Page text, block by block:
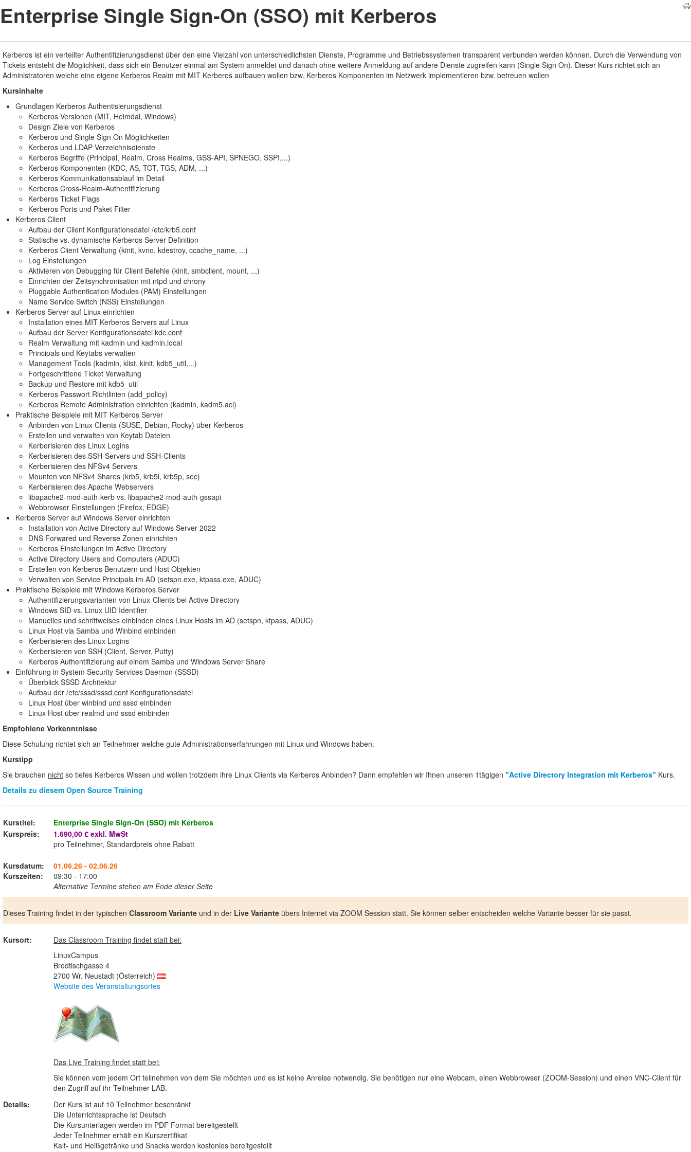
Enterprise Single Sign-On (SSO) mit Kerberos
Kerberos ist ein verteilter Authentifizierungsdienst über den eine Vielzahl von unterschiedlichsten Dienste, Programme und Betriebssystemen transparent verbunden werden können. Durch die Verwendung von
Tickets entsteht die Möglichkeit, dass sich ein Benutzer einmal am System anmeldet und danach ohne weitere Anmeldung auf andere Dienste zugreifen kann (Single Sign On). Dieser Kurs richtet sich an
Administratoren welche eine eigene Kerberos Realm mit MIT Kerberos aufbauen wollen bzw. Kerberos Komponenten im Netzwerk implementieren bzw. betreuen wollen
Kursinhalte
Grundlagen Kerberos Authentisierungsdienst
Kerberos Versionen (MIT, Heimdal, Windows)
Design Ziele von Kerberos
Kerberos und Single Sign On Möglichkeiten
Kerberos und LDAP Verzeichnisdienste
Kerberos Begriffe (Principal, Realm, Cross Realms, GSS-API, SPNEGO, SSPI,...)
Kerberos Komponenten (KDC, AS, TGT, TGS, ADM, ...)
Kerberos Kommunikationsablauf im Detail
Kerberos Cross-Realm-Authentifizierung
Kerberos Ticket Flags
Kerberos Ports und Paket Filter
Kerberos Client
Aufbau der Client Konfigurationsdatei /etc/krb5.conf
Statische vs. dynamische Kerberos Server Definition
Kerberos Client Verwaltung (kinit, kvno, kdestroy, ccache_name, ...)
Log Einstellungen
Aktivieren von Debugging für Client Befehle (kinit, smbclient, mount, ...)
Einrichten der Zeitsynchronisation mit ntpd und chrony
Pluggable Authentication Modules (PAM) Einstellungen
Name Service Switch (NSS) Einstellungen
Kerberos Server auf Linux einrichten
Installation eines MIT Kerberos Servers auf Linux
Aufbau der Server Konfigurationsdatei kdc.conf
Realm Verwaltung mit kadmin und kadmin.local
Principals und Keytabs verwalten
Management Tools (kadmin, klist, kinit, kdb5_util,...)
Fortgeschrittene Ticket Verwaltung
Backup und Restore mit kdb5_util
Kerberos Passwort Richtlinien (add_policy)
Kerberos Remote Administration einrichten (kadmin, kadm5.acl)
Praktische Beispiele mit MIT Kerberos Server
Anbinden von Linux Clients (SUSE, Debian, Rocky) über Kerberos
Erstellen und verwalten von Keytab Dateien
Kerberisieren des Linux Logins
Kerberisieren des SSH-Servers und SSH-Clients
Kerberisieren des NFSv4 Servers
Mounten von NFSv4 Shares (krb5, krb5i, krb5p, sec)
Kerberisieren des Apache Webservers
libapache2-mod-auth-kerb vs. libapache2-mod-auth-gssapi
Webbrowser Einstellungen (Firefox, EDGE)
Kerberos Server auf Windows Server einrichten
Installation von Active Directory auf Windows Server 2022
DNS Forwared und Reverse Zonen einrichten
Kerberos Einstellungen im Active Directory
Active Directory Users and Computers (ADUC)
Erstellen von Kerberos Benutzern und Host Objekten
Verwalten von Service Principals im AD (setspn.exe, ktpass.exe, ADUC)
Praktische Beispiele mit Windows Kerberos Server
Authentifizierungsvarianten von Linux-Clients bei Active Directory
Windows SID vs. Linux UID Identifier
Manuelles und schrittweises einbinden eines Linux Hosts im AD (setspn, ktpass, ADUC)
Linux Host via Samba und Winbind einbinden
Kerberisieren des Linux Logins
Kerberisieren von SSH (Client, Server, Putty)
Kerberos Authentifizierung auf einem Samba und Windows Server Share
Einführung in System Security Services Daemon (SSSD)
Überblick SSSD Architektur
Aufbau der /etc/sssd/sssd.conf Konfigurationsdatei
Linux Host über winbind und sssd einbinden
Linux Host über realmd und sssd einbinden
Empfohlene Vorkenntnisse
Diese Schulung richtet sich an Teilnehmer welche gute Administrationserfahrungen mit Linux und Windows haben.
Kurstipp
Sie brauchen nicht so tiefes Kerberos Wissen und wollen trotzdem ihre Linux Clients via Kerberos Anbinden? Dann empfehlen wir Ihnen unseren 1tägigen "Active Directory Integration mit Kerberos" Kurs.
Details zu diesem Open Source Training
Kurstitel:
Enterprise Single Sign-On (SSO) mit Kerberos
Kurspreis:
1.690,00 € exkl. MwSt
pro Teilnehmer, Standardpreis ohne Rabatt
Kursdatum:
Kurszeiten:
01.06.26 - 02.06.26
09:30 - 17:00
Alternative Termine stehen am Ende dieser Seite
Dieses Training findet in der typischen Classroom Variante und in der Live Variante übers Internet via ZOOM Session statt. Sie können selber entscheiden welche Variante besser für sie passt.
Kursort:
Das Classroom Training findet statt bei:
LinuxCampus
Brodtischgasse 4
2700 Wr. Neustadt (Österreich)
Website des Veranstaltungsortes
Das Live Training findet statt bei:
Sie können vom jedem Ort teilnehmen von dem Sie möchten und es ist keine Anreise notwendig. Sie benötigen nur eine Webcam, einen Webbrowser (ZOOM-Session) und einen VNC-Client für
den Zugriff auf ihr Teilnehmer LAB.
Details:
Der Kurs ist auf 10 Teilnehmer beschränkt
Die Unterrichtssprache ist Deutsch
Die Kursunterlagen werden im PDF Format bereitgestellt
Jeder Teilnehmer erhält ein Kurszertifikat
Kalt- und Heißgetränke und Snacks werden kostenlos bereitgestellt